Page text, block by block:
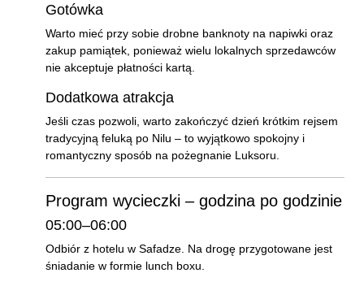
Gotówka
Warto mieć przy sobie drobne banknoty na napiwki oraz
zakup pamiątek, ponieważ wielu lokalnych sprzedawców
nie akceptuje płatności kartą.
Dodatkowa atrakcja
Jeśli czas pozwoli, warto zakończyć dzień krótkim rejsem
tradycyjną feluką po Nilu – to wyjątkowo spokojny i
romantyczny sposób na pożegnanie Luksoru.
Program wycieczki – godzina po godzinie
05:00–06:00
Odbiór z hotelu w Safadze. Na drogę przygotowane jest
śniadanie w formie lunch boxu.